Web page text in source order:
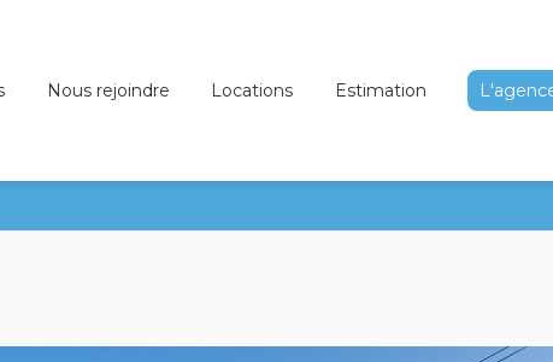
Nous rejoindre Locations Estimation